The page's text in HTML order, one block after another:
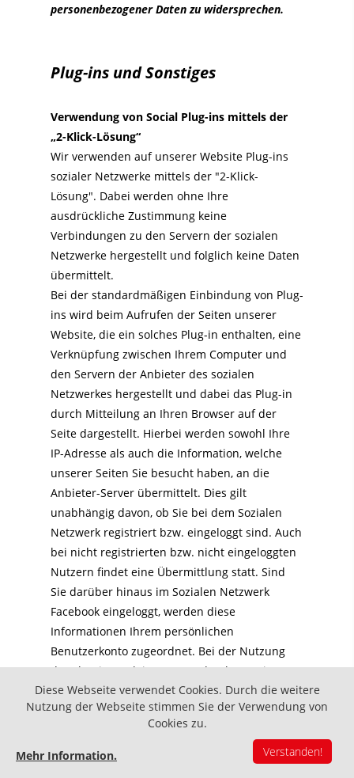
personenbezogener Daten zu widersprechen.
Plug-ins und Sonstiges
Verwendung von Social Plug-ins mittels der
„2-Klick-Lösung“
Wir verwenden auf unserer Website Plug-ins
sozialer Netzwerke mittels der "2-Klick-
Lösung". Dabei werden ohne Ihre
ausdrückliche Zustimmung keine
Verbindungen zu den Servern der sozialen
Netzwerke hergestellt und folglich keine Daten
übermittelt.
Bei der standardmäßigen Einbindung von Plug-
ins wird beim Aufrufen der Seiten unserer
Website, die ein solches Plug-in enthalten, eine
Verknüpfung zwischen Ihrem Computer und
den Servern der Anbieter des sozialen
Netzwerkes hergestellt und dabei das Plug-in
durch Mitteilung an Ihren Browser auf der
Seite dargestellt. Hierbei werden sowohl Ihre
IP-Adresse als auch die Information, welche
unserer Seiten Sie besucht haben, an die
Anbieter-Server übermittelt. Dies gilt
unabhängig davon, ob Sie bei dem Sozialen
Netzwerk registriert bzw. eingeloggt sind. Auch
bei nicht registrierten bzw. nicht eingeloggten
Nutzern findet eine Übermittlung statt. Sind
Sie darüber hinaus im Sozialen Netzwerk
Facebook eingeloggt, werden diese
Informationen Ihrem persönlichen
Benutzerkonto zugeordnet. Bei der Nutzung
der Plug-in-Funktionen (z.B. durch Betätigen
des Buttons) werden auch diese Informationen
Ihrem Benutzerkonto zugeordnet, was Sie nur
durch Ausloggen vor Nutzung des Plug-ins
verhindern können. Damit Sie die Kontrolle
Diese Webseite verwendet Cookies. Durch die weitere
Nutzung der Webseite stimmen Sie der Verwendung von
Cookies zu.
Mehr Information. Verstanden!